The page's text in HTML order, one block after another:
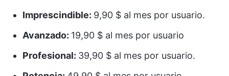
Imprescindible: 9,90 $ al mes por usuario.
Avanzado: 19,90 $ al mes por usuario
Profesional: 39,90 $ al mes por usuario.